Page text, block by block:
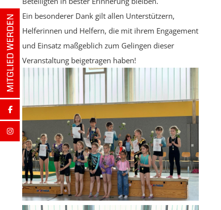
Ein besonderer Dank gilt allen Unterstützern,
Helferinnen und Helfern, die mit ihrem Engagement
und Einsatz maßgeblich zum Gelingen dieser
Veranstaltung beigetragen haben!